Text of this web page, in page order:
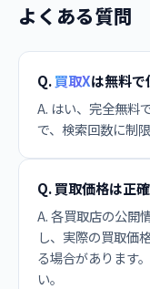
よくある質問
Q.買取Xは無料で
A. はい、完全無料
で、検索回数に制
Q. 買取価格は正
A. 各買取店の公開
し、実際の買取価
る場合があります
い。